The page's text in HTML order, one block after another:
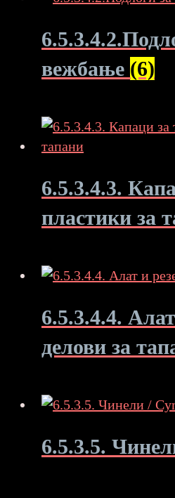
вежбање (6)
6.5.3.4.3.
пластики за
6.5.3.4.4.
делови за
6.5.3.5.